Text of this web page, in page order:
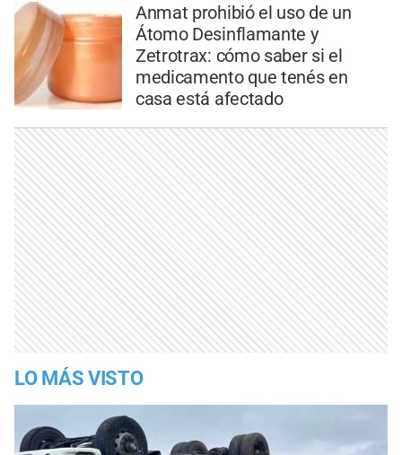
Anmat prohibió el uso de un
Átomo Desinflamante y
Zetrotrax: cómo saber si el
medicamento que tenés en
casa está afectado
LO MÁS VISTO